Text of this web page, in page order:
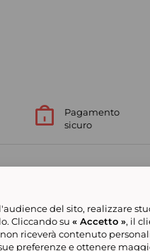
Pagamento
sicuro
del sito, realizzare
Cliccando su « Accetto », il
riceverà contenuto
preferenze e ottenere